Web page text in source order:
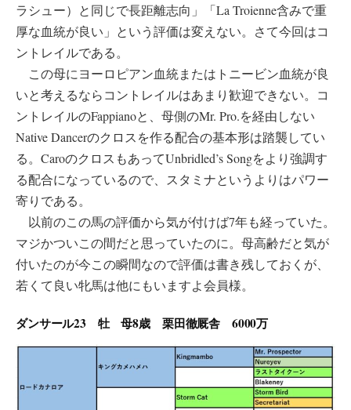
ラシュー）と同じで長距離志向」「La Troienne含みで重
厚な血統が良い」という評価は変えない。さて今回はコ
ントレイルである。
この母にヨーロピアン血統またはトニービン血統が良
いと考えるならコントレイルはあまり歓迎できない。コ
ントレイルのFappianoと、母側のMr. Pro.を経由しない
Native Dancerのクロスを作る配合の基本形は踏襲してい
る。CaroのクロスもあってUnbridled’s Songをより強調す
る配合になっているので、スタミナというよりはパワー
寄りである。
以前のこの馬の評価から気が付けば7年も経っていた。
マジかついこの間だと思っていたのに。母高齢だと気が
付いたのが今この瞬間なので評価は書き残しておくが、
若くて良い牝馬は他にもいますよ会員様。
ダンサール23 牡 母8歳 栗田徹厩舎 6000万